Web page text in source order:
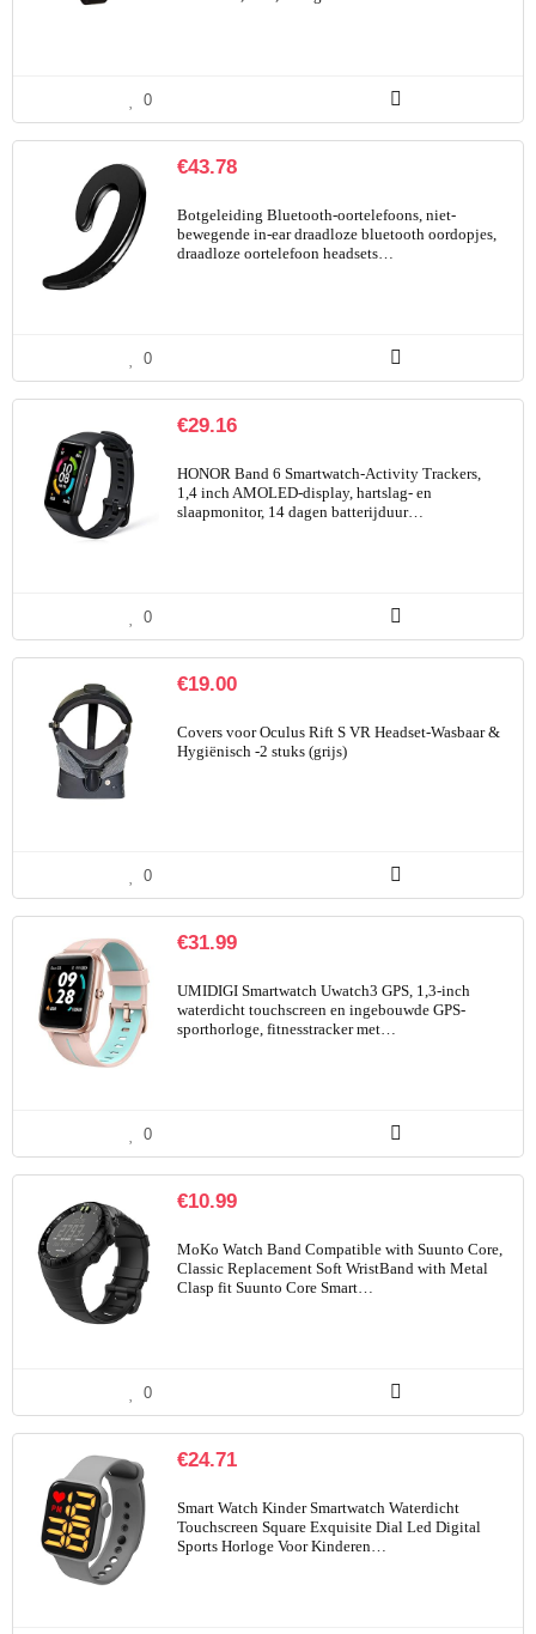
0
€43.78
Botgeleiding Bluetooth-oortelefoons, niet-
bewegende in-ear draadloze bluetooth oordopjes,
draadloze oortelefoon headsets…
0
€29.16
HONOR Band 6 Smartwatch-Activity Trackers,
1,4 inch AMOLED-display, hartslag- en
slaapmonitor, 14 dagen batterijduur…
0
€19.00
Covers voor Oculus Rift S VR Headset-Wasbaar &
Hygiënisch -2 stuks (grijs)
0
€31.99
UMIDIGI Smartwatch Uwatch3 GPS, 1,3-inch
waterdicht touchscreen en ingebouwde GPS-
sporthorloge, fitnesstracker met…
0
€10.99
MoKo Watch Band Compatible with Suunto Core,
Classic Replacement Soft WristBand with Metal
Clasp fit Suunto Core Smart…
0
€24.71
Smart Watch Kinder Smartwatch Waterdicht
Touchscreen Square Exquisite Dial Led Digital
Sports Horloge Voor Kinderen…